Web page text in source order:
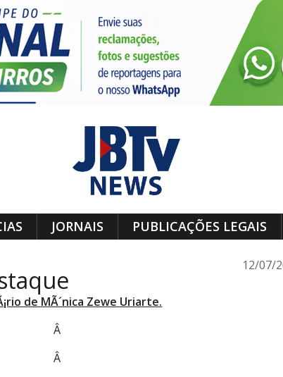
JORNAIS PUBLICAÇÕES LEGAIS
12/07/
de MÃ´nica Zewe Uriarte.
Â
Â